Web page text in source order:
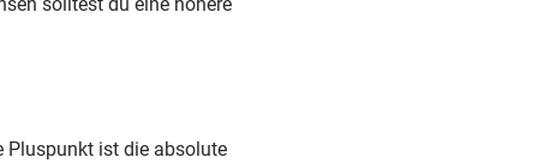
Pluspunkt ist die absolute